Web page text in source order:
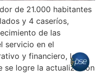
de 21.000 habitantes
y 4 caseríos,
de las
servicio en el
y financiero, los
se logre la actualización